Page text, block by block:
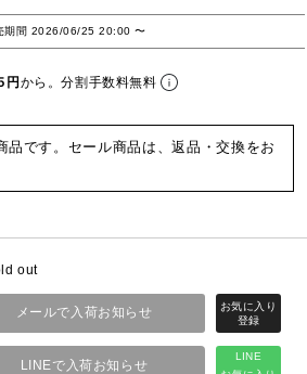
期間 2026/06/25 20:00〜
円から。分割手数料無料
品です。セール商品は、返品・交換をお
out
LINE
メールで入荷お知らせ
LINEで入荷お知らせ